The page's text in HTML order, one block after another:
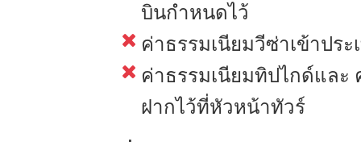
บินกำหนดไว้
ค่าธรรมเนียมวีซ่าเข้าประ
ค่าธรรมเนียมทิปไกด์และ
ฝากไว้ที่หัวหน้าทัวร์